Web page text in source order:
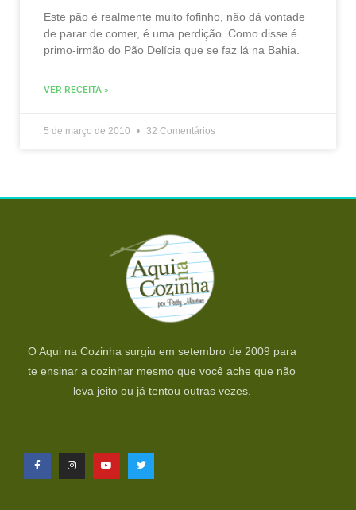
Este pão é realmente muito fofinho, não dá vontade
de parar de comer, é uma perdição. Como disse é
primo-irmão do Pão Delícia que se faz lá na Bahia.
VER RECEITA »
5 de março de 2010 32 Comentários
O Aqui na Cozinha surgiu em setembro de 2009 para
te ensinar a cozinhar mesmo que você ache que não
leva jeito ou já tentou outras vezes.